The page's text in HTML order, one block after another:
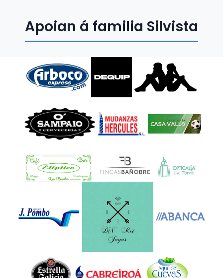
Apoian á familia Silvista